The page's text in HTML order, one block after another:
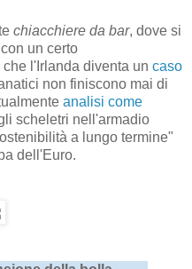
chiacchiere da bar, dove si
un certo
l'Irlanda diventa un caso
non finiscono mai di
analisi come
scheletri nell'armadio
a lungo termine"
dell'Euro.